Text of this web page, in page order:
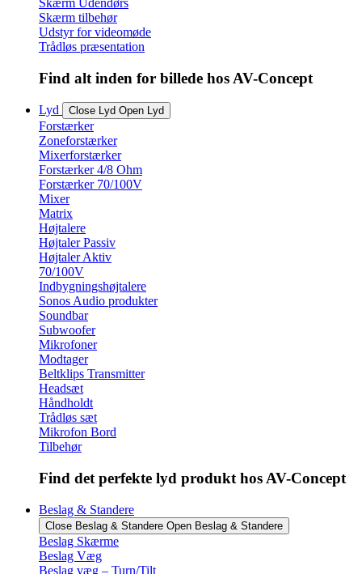
Skærm Udendørs
Skærm tilbehør
Udstyr for videomøde
Trådløs præsentation
Find alt inden for billede hos AV-Concept
Lyd Close Lyd Open Lyd
Forstærker
Zoneforstærker
Mixerforstærker
Forstærker 4/8 Ohm
Forstærker 70/100V
Mixer
Matrix
Højtalere
Højtaler Passiv
Højtaler Aktiv
70/100V
Indbygningshøjtalere
Sonos Audio produkter
Soundbar
Subwoofer
Mikrofoner
Modtager
Beltklips Transmitter
Headsæt
Håndholdt
Trådløs sæt
Mikrofon Bord
Tilbehør
Find det perfekte lyd produkt hos AV-Concept
Beslag & Standere
Close Beslag & Standere Open Beslag & Standere
Beslag Skærme
Beslag Væg
Beslag væg – Turn/Tilt